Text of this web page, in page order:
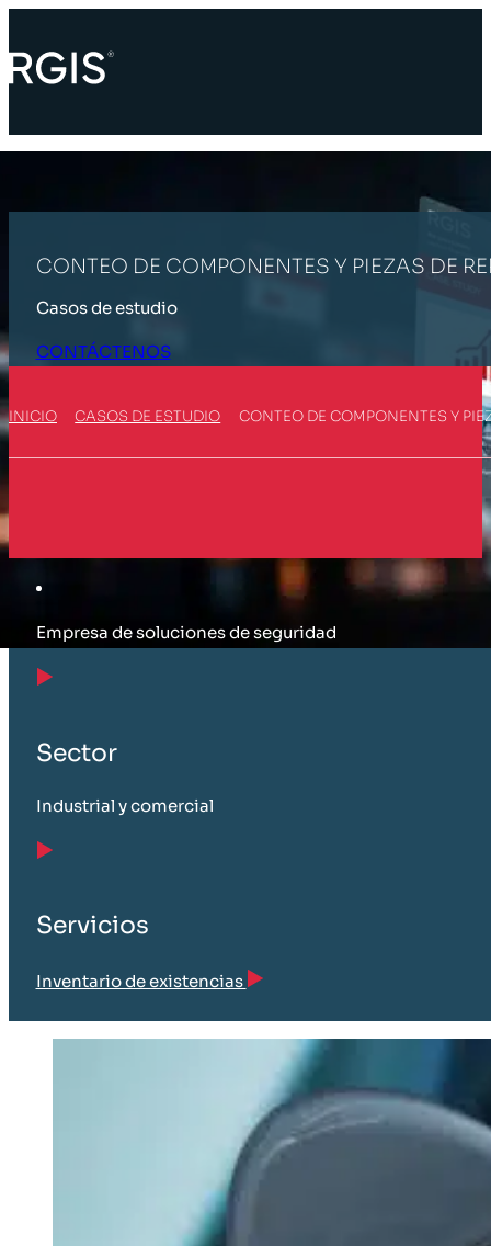
CONTEO DE COMPONENTES Y PIEZAS DE
Casos de estudio
CONTÁCTENOS
INICIO CASOS DE ESTUDIO CONTEO DE COMPONENTES Y
Empresa de soluciones de seguridad
Sector
Industrial y comercial
Servicios
Inventario de existencias